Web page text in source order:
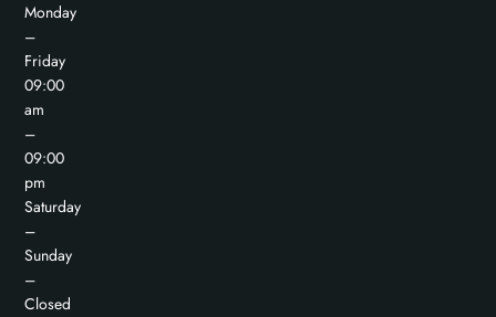
Monday
–
Friday
09:00
am
–
09:00
pm
Saturday
–
Sunday
–
Closed